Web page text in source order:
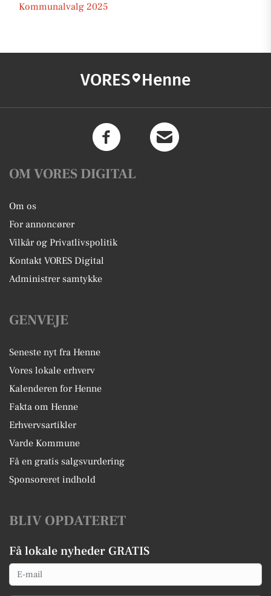
Kommunalvalg 2025
VORES Henne
OM VORES DIGITAL
Om os
For annoncører
Vilkår og Privatlivspolitik
Kontakt VORES Digital
Administrer samtykke
GENVEJE
Seneste nyt fra Henne
Vores lokale erhverv
Kalenderen for Henne
Fakta om Henne
Erhvervsartikler
Varde Kommune
Få en gratis salgsvurdering
Sponsoreret indhold
BLIV OPDATERET
Få lokale nyheder GRATIS
Email